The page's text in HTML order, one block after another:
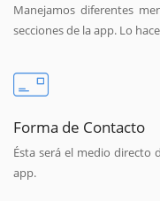
Manejamos diferentes
secciones de la app. Lo
Forma de Contacto
Ésta será el medio directo
app.